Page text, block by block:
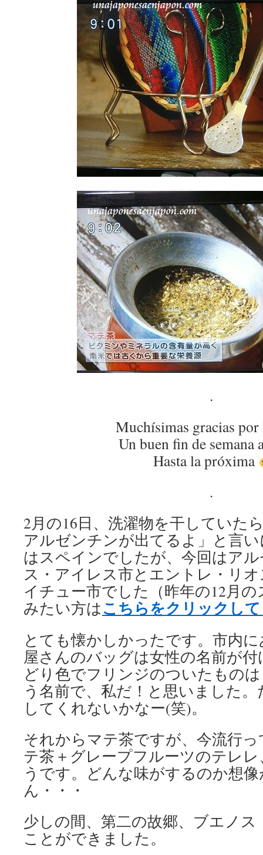
.
Muchísimas gracias por
Un buen fin de semana
Hasta la próxima
.
2月の16日、洗濯物を干していた
アルゼンチンが出てるよ」と言
はスペインでしたが、今回はア
ス・アイレス市とエントレ・リ
イチュー市でした（昨年の12月
みたい方はこちらをクリックし
とても懐かしかったです。市内
屋さんのバッグは女性の名前が
どり色でフリンジのついたもの
う名前で、私だ！と思いました
してくれないかなー(笑)。
それからマテ茶ですが、今流行
テ茶＋グレープフルーツのテレ
うです。どんな味がするのか想
ん・・・
少しの間、第二の故郷、ブエノ
ことができました。